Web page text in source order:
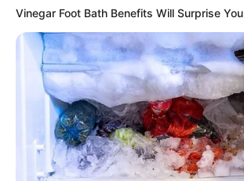
Vinegar Foot Bath Benefits Will Surprise You